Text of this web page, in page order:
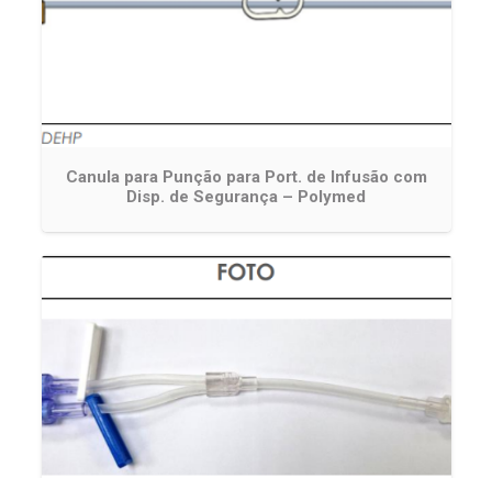
Canula para Punção para Port. de Infusão com
Disp. de Segurança – Polymed